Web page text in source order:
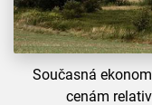
Současná
cenám